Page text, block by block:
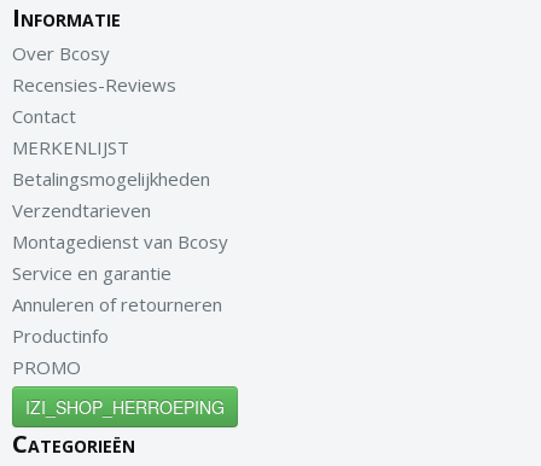
Informatie
Over Bcosy
Recensies-Reviews
Contact
MERKENLIJST
Betalingsmogelijkheden
Verzendtarieven
Montagedienst van Bcosy
Service en garantie
Annuleren of retourneren
Productinfo
PROMO
IZI_SHOP_HERROEPING
Categorieën